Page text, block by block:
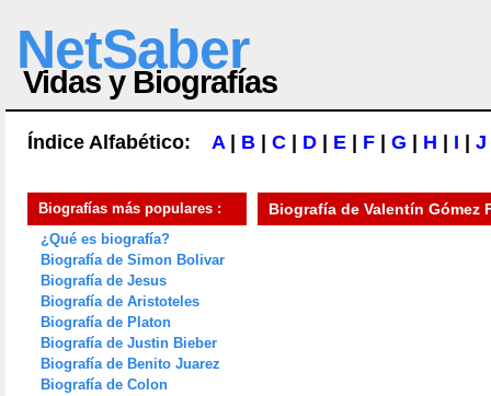
NetSaber
Vidas y Biografías
Índice Alfabético: A| B C D E F G H I J
Biografías más populares :
¿Qué es biografía?
Biografía de Simon Bolivar
Biografía de Jesus
Biografía de Aristoteles
Biografía de Platon
Biografía de Justin Bieber
Biografía de Benito Juarez
Biografía de Colon
Biografía de Valentín Gómez